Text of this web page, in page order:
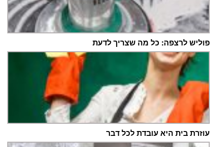
פוליש לרצפה: כל מה שצריך לדעת
עוזרת בית היא עובדת לכל דבר